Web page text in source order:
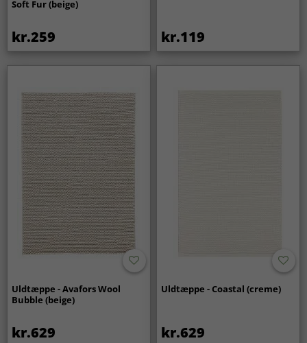
Soft Fur (beige)
kr.259 kr.119
Uldtæppe - Avafors Wool
Bubble (beige)
kr.629
Uldtæppe - Coastal (creme)
kr.629